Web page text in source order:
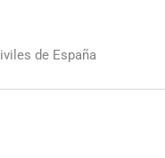
de España